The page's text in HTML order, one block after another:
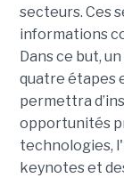
secteurs. Ces
informations
Dans ce but,
quatre étapes
permettra
opportunités
technologies,
keynotes et